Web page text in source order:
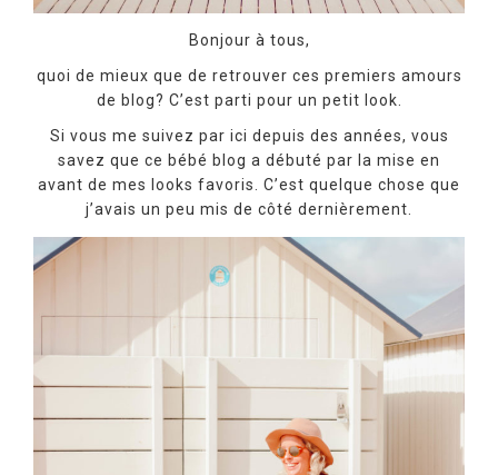
Bonjour à tous,
quoi de mieux que de retrouver ces premiers amours
de blog? C’est parti pour un petit look.
Si vous me suivez par ici depuis des années, vous
savez que ce bébé blog a débuté par la mise en
avant de mes looks favoris. C’est quelque chose que
j’avais un peu mis de côté dernièrement.